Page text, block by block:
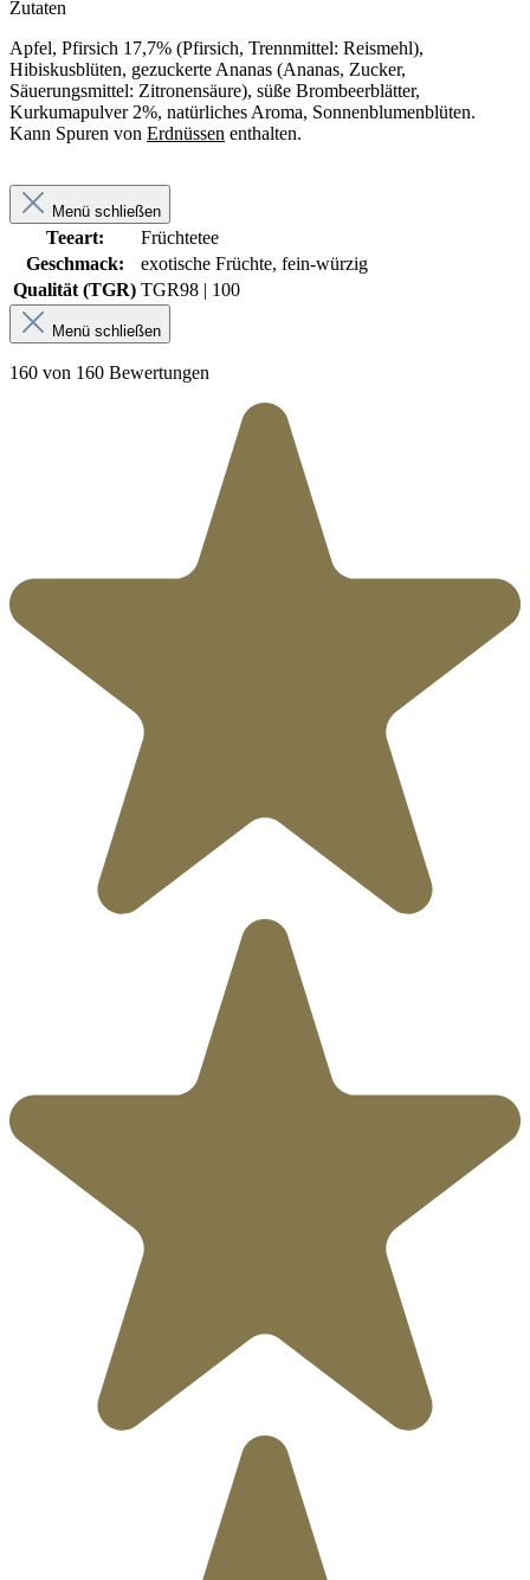
Zutaten
Apfel, Pfirsich 17,7% (Pfirsich, Trennmittel: Reismehl),
Hibiskusblüten, gezuckerte Ananas (Ananas, Zucker,
Säuerungsmittel: Zitronensäure), süße Brombeerblätter,
Kurkumapulver 2%, natürliches Aroma, Sonnenblumenblüten.
Kann Spuren von Erdnüssen enthalten.
Menü schließen
Teeart:
Früchtetee
Geschmack:
exotische Früchte, fein-würzig
Qualität (TGR) TGR98 | 100
Menü schließen
160 von 160 Bewertungen